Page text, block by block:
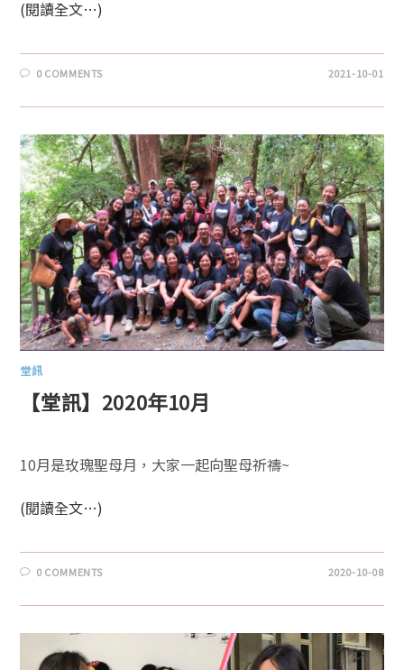
(閱讀全文…)
0 COMMENTS 2021-10-01
堂訊
【堂訊】2020年10月
10月是玫瑰聖母月，大家一起向聖母祈禱~
(閱讀全文…)
0 COMMENTS 2020-10-08